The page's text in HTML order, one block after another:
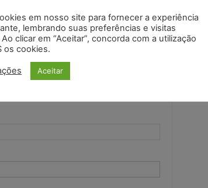
do divórcio. É importante notar que a separação
sendo legalmente casados até que a
lei.
em nosso site para fornecer a experiência
lembrando suas preferências e visitas
clicar em “Aceitar”, concorda com a utilização
os cookies.
Aceitar